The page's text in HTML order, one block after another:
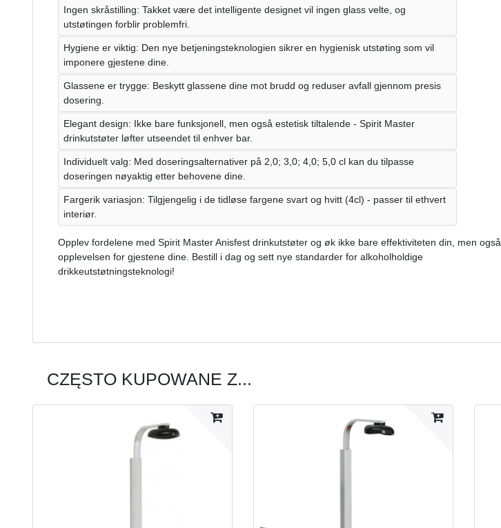
Ingen skråstilling: Takket være det intelligente designet vil ingen glass velte, og
utstøtingen forblir problemfri.
Hygiene er viktig: Den nye betjeningsteknologien sikrer en hygienisk utstøting som vil
imponere gjestene dine.
Glassene er trygge: Beskytt glassene dine mot brudd og reduser avfall gjennom presis
dosering.
Elegant design: Ikke bare funksjonell, men også estetisk tiltalende - Spirit Master
drinkutstøter løfter utseendet til enhver bar.
Individuelt valg: Med doseringsalternativer på 2,0; 3,0; 4,0; 5,0 cl kan du tilpasse
doseringen nøyaktig etter behovene dine.
Fargerik variasjon: Tilgjengelig i de tidløse fargene svart og hvitt (4cl) - passer til ethvert
interiør.
Opplev fordelene med Spirit Master Anisfest drinkutstøter og øk ikke bare effektiviteten din, men også
opplevelsen for gjestene dine. Bestill i dag og sett nye standarder for alkoholholdige
drikkeutstøtningsteknologi!
CZĘSTO KUPOWANE Z...